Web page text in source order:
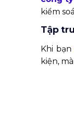
kiểm
Tập
Khi bạn
kiện,